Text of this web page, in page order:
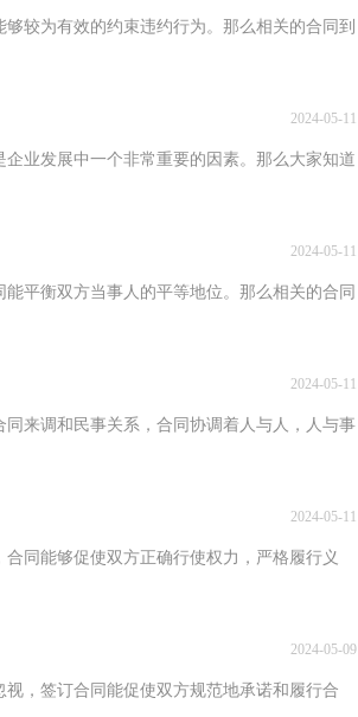
较为有效的约束违约行为。那么相关的合同到
2024-05-11
业发展中一个非常重要的因素。那么大家知道
2024-05-11
平衡双方当事人的平等地位。那么相关的合同
2024-05-11
来调和民事关系，合同协调着人与人，人与事
2024-05-11
同能够促使双方正确行使权力，严格履行义
2024-05-09
，签订合同能促使双方规范地承诺和履行合